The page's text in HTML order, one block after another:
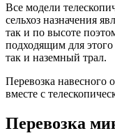
Все модели
сельхоз назначения
так и по высоте
подходящим для
так и наземный трал.
Перевозка навесного
вместе с
Перевозка